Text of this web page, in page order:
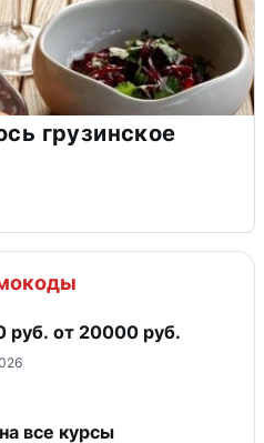
грузинское
руб. от 20000 руб.
все курсы